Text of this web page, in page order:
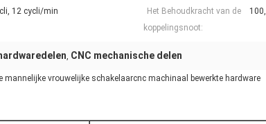
12 cycli/min
Het Behoudkracht van de
koppelingsnoot:
, CNC mechanische delen
mannelijke vrouwelijke schakelaarcnc machinaal bewerkte hardware